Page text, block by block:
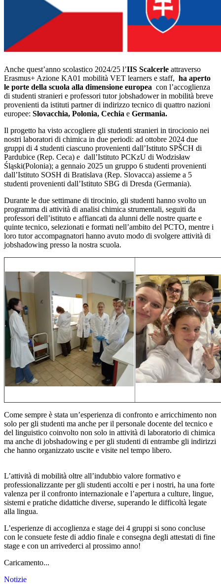
Anche quest’anno scolastico 2024/25 l’IIS Scalcerle attraverso
Erasmus+ Azione KA01 mobilità VET learners e staff, ha aperto
le porte della scuola alla dimensione europea con l’accoglienza
di studenti stranieri e professori tutor jobshadower in mobilità breve
provenienti da istituti partner di indirizzo tecnico di quattro nazioni
europee: Slovacchia, Polonia, Cechia e Germania.
Il progetto ha visto accogliere gli studenti stranieri in tirocionio nei
nostri laboratori di chimica in due periodi: ad ottobre 2024 due
gruppi di 4 studenti ciascuno provenienti dall’Istituto SPŠCH di
Pardubice (Rep. Ceca) e dall’Istituto PCKzU di Wodzisław
Śląski(Polonia); a gennaio 2025 un gruppo 6 studenti provenienti
dall’Istituto SOSH di Bratislava (Rep. Slovacca) assieme a 5
studenti provenienti dall’Istituto SBG di Dresda (Germania).
Durante le due settimane di tirocinio, gli studenti hanno svolto un
programma di attività di analisi chimica strumentali, seguiti da
professori dell’istituto e affiancati da alunni delle nostre quarte e
quinte tecnico, selezionati e formati nell’ambito del PCTO, mentre i
loro tutor accompagnatori hanno avuto modo di svolgere attività di
jobshadowing presso la nostra scuola.
Come sempre è stata un’esperienza di confronto e arricchimento non
solo per gli studenti ma anche per il personale docente del tecnico e
del linguistico coinvolto non solo in attività di laboratorio di chimica
ma anche di jobshadowing e per gli studenti di entrambe gli indirizzi
che hanno organizzato uscite e visite nel tempo libero.
L’attività di mobilità oltre all’indubbio valore formativo e
professionalizzante per gli studenti accolti e per i nostri, ha una forte
valenza per il confronto internazionale e l’apertura a culture, lingue,
sistemi e pratiche didattiche diverse, superando le difficoltà legate
alla lingua.
L’esperienze di accoglienza e stage dei 4 gruppi si sono concluse
con le consuete feste di addio finale e consegna degli attestati di fine
stage e con un arrivederci al prossimo anno!
Caricamento...
Notizie